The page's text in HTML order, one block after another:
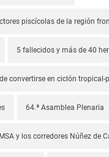
piscícolas de la región
5 fallecidos y más de 40
convertirse en ciclón
64.ª Asamblea Plenaria
y los corredores Núñez de